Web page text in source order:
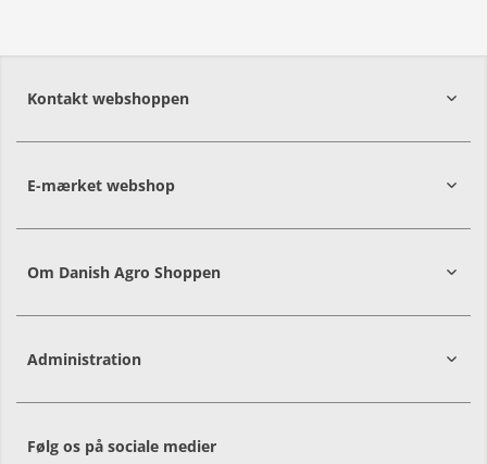
Kontakt webshoppen
E-mærket webshop
Om Danish Agro Shoppen
Administration
Følg os på sociale medier